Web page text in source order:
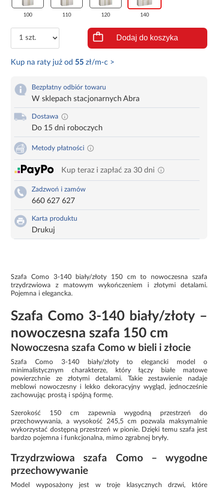
100 110 120 140
Dodaj do koszyka
Kup na raty już od 55 zł/m-c >
Bezpłatny odbiór towaru
W sklepach stacjonarnych Abra
Dostawa
Do 15 dni roboczych
Metody płatności
Kup teraz i zapłać za 30 dni
Zadzwoń i zamów
660 627 627
Karta produktu
Drukuj
Szafa Como 3-140 biały/złoty 150 cm to nowoczesna szafa
trzydrzwiowa z matowym wykończeniem i złotymi detalami.
Pojemna i elegancka.
Szafa Como 3-140 biały/złoty –
nowoczesna szafa 150 cm
Nowoczesna szafa Como w bieli i złocie
Szafa Como 3-140 biały/złoty to elegancki model o
minimalistycznym charakterze, który łączy białe matowe
powierzchnie ze złotymi detalami. Takie zestawienie nadaje
meblowi nowoczesny i lekko dekoracyjny wygląd, jednocześnie
zachowując prostą i spójną formę.
Szerokość 150 cm zapewnia wygodną przestrzeń do
przechowywania, a wysokość 245,5 cm pozwala maksymalnie
wykorzystać dostępną przestrzeń w pionie. Dzięki temu szafa jest
bardzo pojemna i funkcjonalna, mimo zgrabnej bryły.
Trzydrzwiowa szafa Como – wygodne
przechowywanie
Model wyposażony jest w troje klasycznych drzwi, które